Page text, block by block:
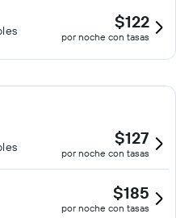
$122
por noche con tasas
$127
por noche con tasas
$185
por noche con tasas